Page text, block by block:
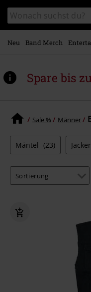
Hauptinhalt
springen
Katalog
durchsuchen
Neu Band Merch
Spare bis
Sale % Männer
Mäntel (23)